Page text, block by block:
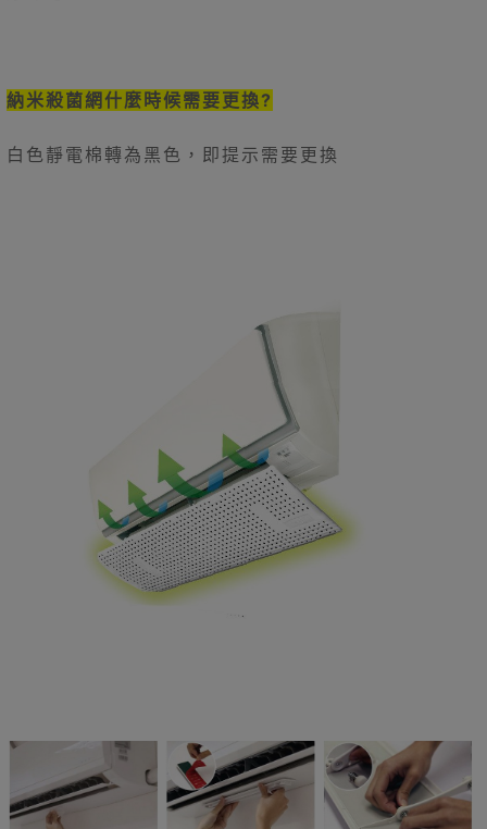
納米殺菌網什麼時候需要更換?
白色靜電棉轉為黑色，即提示需要更換